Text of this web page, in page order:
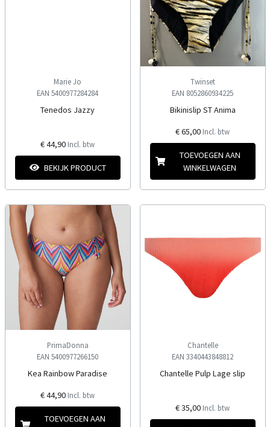
Marie Jo
EAN 5400977284284
Tenedos Jazzy
€ 44,90 Incl. btw
BEKIJK PRODUCT
Twinset
EAN 8052860934225
Bikinislip ST Anima
€ 65,00 Incl. btw
TOEVOEGEN AAN
WINKELWAGEN
PrimaDonna
EAN 5400977266150
Kea Rainbow Paradise
€ 44,90 Incl. btw
TOEVOEGEN AAN
Chantelle
EAN 3340443848812
Chantelle Pulp Lage slip
€ 35,00 Incl. btw